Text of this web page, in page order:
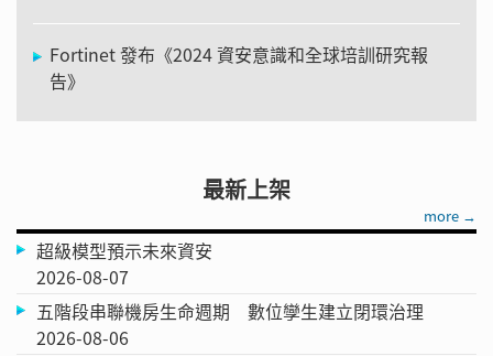
Fortinet 發布《2024 資安意識和全球培訓研究報
告》
最新上架
more →
超級模型預示未來資安
2026-08-07
五階段串聯機房生命週期 數位孿生建立閉環治理
2026-08-06